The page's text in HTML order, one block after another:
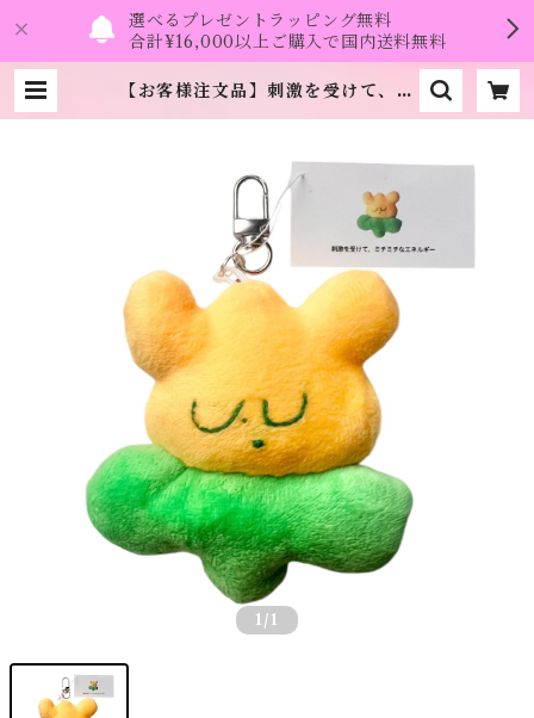
選べるプレゼントラッピング無料
合計¥16,000以上ご購入で国内送料無料
【お客様注文品】刺激を受けて、ミ
1 /1